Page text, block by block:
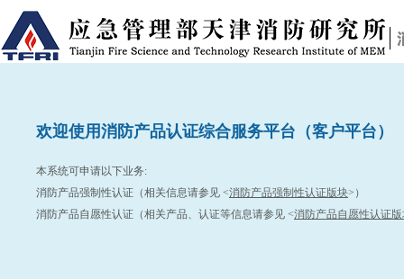
欢迎使用消防产品认证综合服务平台（客户平台）
本系统可申请以下业务:
消防产品强制性认证（相关信息请参见 <消防产品强制性认证版块>）
消防产品自愿性认证（相关产品、认证等信息请参见 <消防产品自愿性认证